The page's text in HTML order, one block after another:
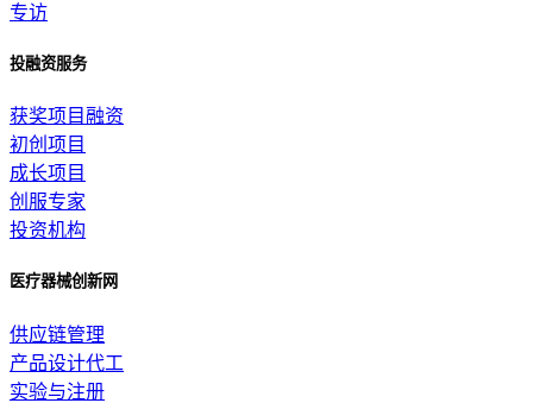
专访
投融资服务
获奖项目融资
初创项目
成长项目
创服专家
投资机构
医疗器械创新网
供应链管理
产品设计代工
实验与注册